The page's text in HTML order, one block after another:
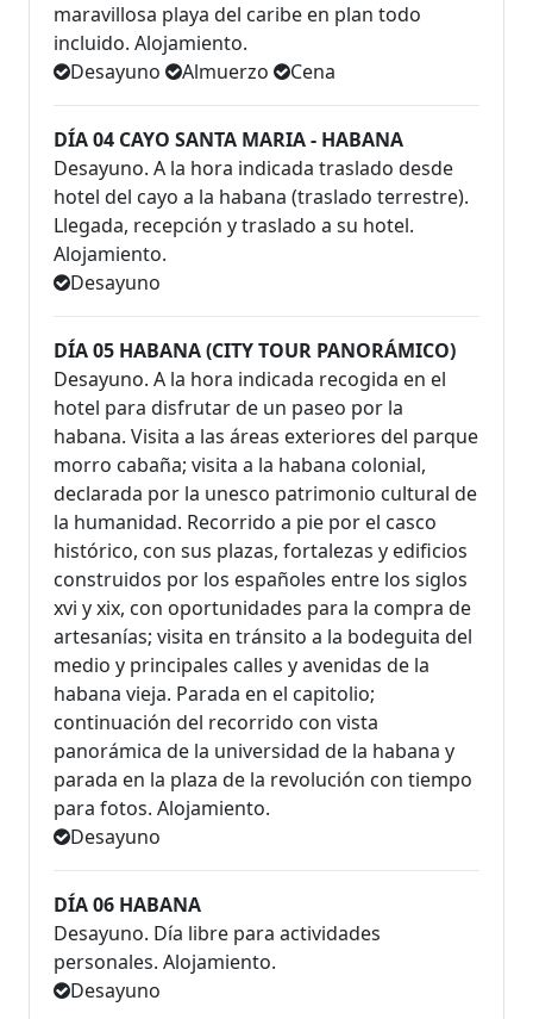
maravillosa playa del caribe en plan todo
incluido. Alojamiento.
Desayuno
Almuerzo Cena
DÍA 04 CAYO SANTA MARIA - HABANA
Desayuno. A la hora indicada traslado desde
hotel del cayo a la habana (traslado terrestre).
Llegada, recepción y traslado a su hotel.
Alojamiento.
Desayuno
DÍA 05 HABANA (CITY TOUR PANORÁMICO)
Desayuno. A la hora indicada recogida en el
hotel para disfrutar de un paseo por la
habana. Visita a las áreas exteriores del parque
morro cabaña; visita a la habana colonial,
declarada por la unesco patrimonio cultural de
la humanidad. Recorrido a pie por el casco
histórico, con sus plazas, fortalezas y edificios
construidos por los españoles entre los siglos
xvi y xix, con oportunidades para la compra de
artesanías; visita en tránsito a la bodeguita del
medio y principales calles y avenidas de la
habana vieja. Parada en el capitolio;
continuación del recorrido con vista
panorámica de la universidad de la habana y
parada en la plaza de la revolución con tiempo
para fotos. Alojamiento.
Desayuno
DÍA 06 HABANA
Desayuno. Día libre para actividades
personales. Alojamiento.
Desayuno